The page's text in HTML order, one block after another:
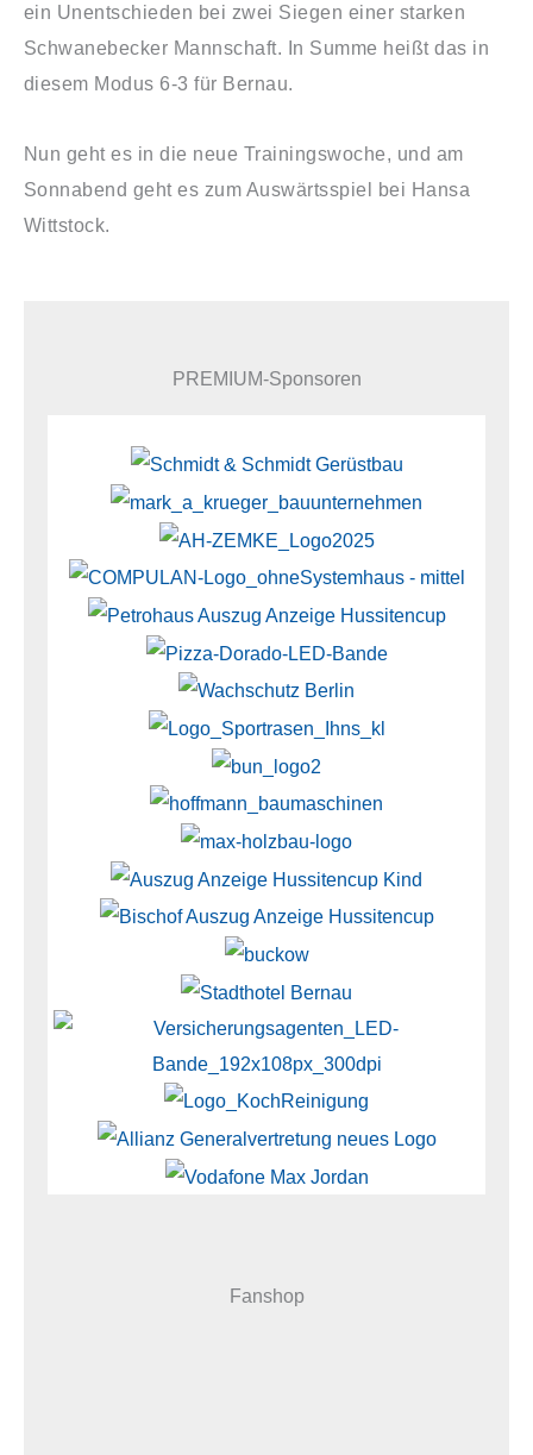
ein Unentschieden bei zwei Siegen einer starken
Schwanebecker Mannschaft. In Summe heißt das in
diesem Modus 6-3 für Bernau.
Nun geht es in die neue Trainingswoche, und am
Sonnabend geht es zum Auswärtsspiel bei Hansa
Wittstock.
PREMIUM-Sponsoren
Fanshop